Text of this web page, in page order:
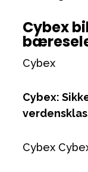
Cybex
Cybex
Cybex:
Cybex